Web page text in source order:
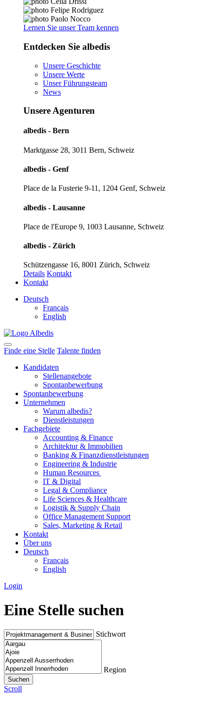
Lernen Sie unser Team kennen
Entdecken Sie albedis
Unsere Geschichte
Unsere Werte
Unser Führungsteam
News
Unsere Agenturen
albedis - Bern
Marktgasse 28, 3011 Bern, Schweiz
albedis - Genf
Place de la Fusterie 9-11, 1204 Genf, Schweiz
albedis - Lausanne
Place de l'Europe 9, 1003 Lausanne, Schweiz
albedis - Zürich
Schützengasse 16, 8001 Zürich, Schweiz
Details Kontakt
Kontakt
Deutsch
Français
English
Finde eine Stelle Talente finden
Kandidaten
Stellenangebote
Spontanbewerbung
Spontanbewerbung
Unternehmen
Warum albedis?
Dienstleistungen
Fachgebiete
Accounting & Finance
Architektur & Immobilien
Banking & Finanzdienstleistungen
Engineering & Industrie
Human Resources
IT & Digital
Legal & Compliance
Life Sciences & Healthcare
Logistik & Supply Chain
Office Management Support
Sales, Marketing & Retail
Kontakt
Über uns
Deutsch
Français
English
Login
Eine Stelle suchen
Stichwort
Region
Scroll